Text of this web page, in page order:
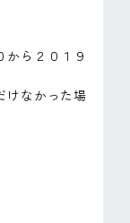
から２０１９
けなかった場